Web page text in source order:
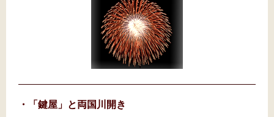
・「鍵屋」と両国川開き